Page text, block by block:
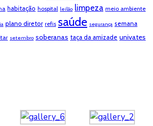
habitação hospital leilão limpeza meio ambiente
plano diretor refis saúde segurança semana
setembro soberanas taça da amizade univates